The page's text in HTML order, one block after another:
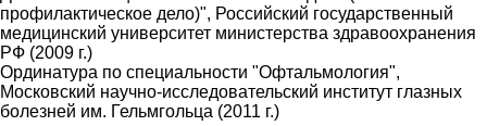
профилактическое дело)", Российский государственный
медицинский университет министерства здравоохранения
РФ (2009 г.)
Ординатура по специальности "Офтальмология",
Московский научно-исследовательский институт глазных
болезней им. Гельмгольца (2011 г.)